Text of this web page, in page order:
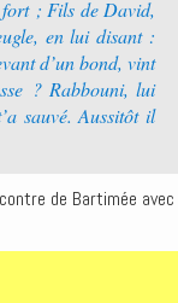
; Fils de David,
en lui disant :
d’un bond, vint
? Rabbouni, lui
sauvé. ‭Aussitôt il
de Bartimée avec